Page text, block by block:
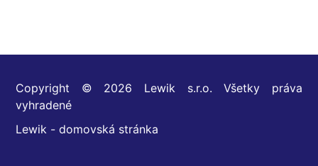
Copyright © 2026 Lewik s.r.o. Všetky práva
vyhradené
Lewik - domovská stránka